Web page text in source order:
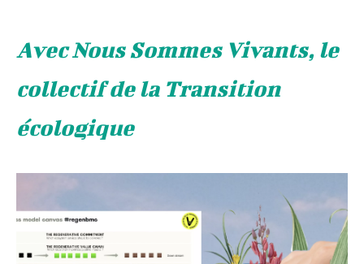
Avec Nous Sommes Vivants, le
collectif de la Transition
écologique